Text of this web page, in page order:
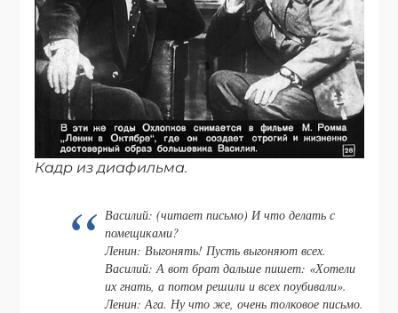
Кадр из диафильма.
Василий: (читает письмо) И что делать с
помещиками?
Ленин: Выгонять! Пусть выгоняют всех.
Василий: А вот брат дальше пишет: «Хотели
их гнать, а потом решили и всех поубивали».
Ленин: Ага. Ну что же, очень толковое письмо.